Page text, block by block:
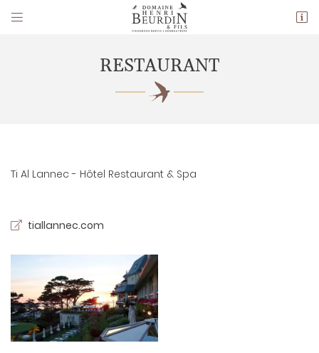
 
commerciales à l'adresse email indiqué ci-dessus. Vous pouvez vous
désinscrire à tout moment en utilisant
INSCRIPTION
RESTAURANT
Ti Al Lannec - Hôtel Restaurant & Spa
tiallannec.com